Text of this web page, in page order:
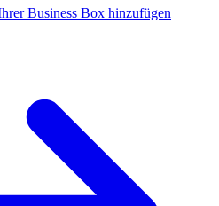
Business Box hinzufügen